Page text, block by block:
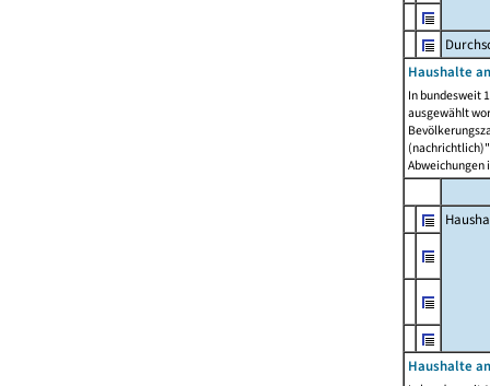
Haushalte
In bundesweit
ausgewählt
Abweichungen
Haushalte